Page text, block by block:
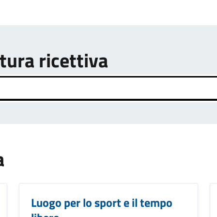
ricettiva
Luogo per lo sport e il tempo